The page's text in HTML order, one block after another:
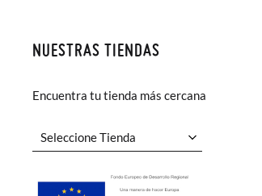
NUESTRAS TIENDAS
Encuentra tu tienda más cercana